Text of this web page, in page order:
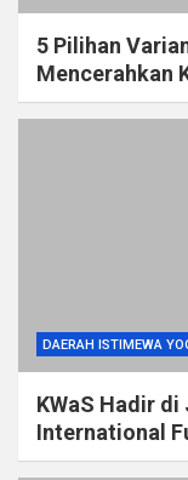
5 Pilihan
Mencerahkan
DAERAH ISTIMEWA
KWaS Hadir
International